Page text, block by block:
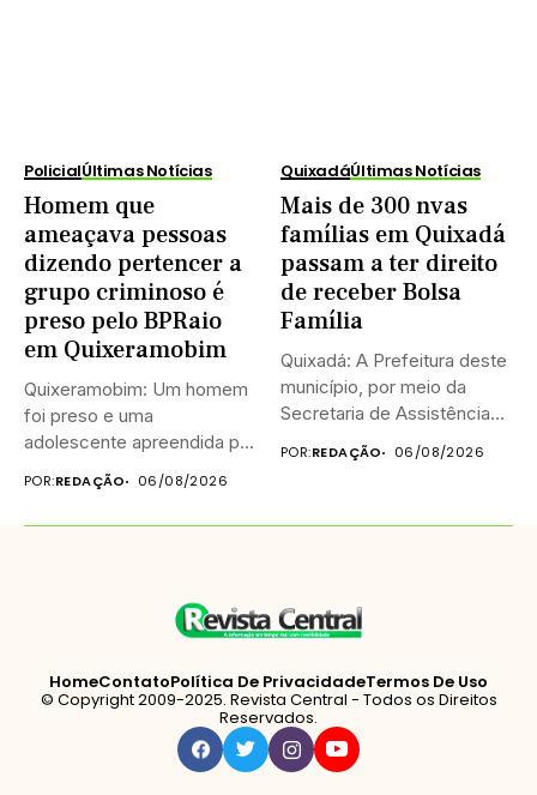
PolicialÚltimas Notícias
Homem que
ameaçava pessoas
dizendo pertencer a
grupo criminoso é
preso pelo BPRaio
em Quixeramobim
Quixeramobim: Um homem
foi preso e uma
adolescente apreendida por
equipes do...
POR:REDAÇÃO 06/08/2026
QuixadáÚltimas Notícias
Mais de 300 nvas
famílias em Quixadá
passam a ter direito
de receber Bolsa
Família
Quixadá: A Prefeitura deste
município, por meio da
Secretaria de Assistência
POR:REDAÇÃO 06/08/2026
HomeContatoPolítica De PrivacidadeTermos De Uso
© Copyright 2009-2025. Revista Central - Todos os Direitos
Reservados.